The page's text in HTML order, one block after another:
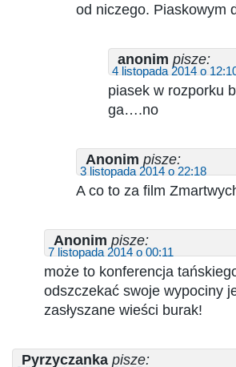
od niczego. Piaskowym
anonim pisze:
4 listopada 2014 o
piasek w rozporku
ga….no
Anonim pisze:
3 listopada 2014 o 22:18
A co to za film
Anonim pisze:
7 listopada 2014 o 00:11
może to konferencja
odszczekać swoje wypociny
zasłyszane wieści burak!
Pyrzyczanka pisze: